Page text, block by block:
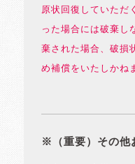
原状回復していただ
った場合には破棄し
棄された場合、破損
め補償をいたしかね
※（重要）その他